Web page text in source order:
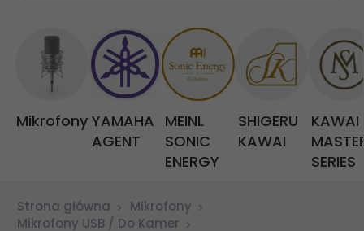
Mikrofony YAMAHA
AGENT
MEINL
SONIC
ENERGY
SHIGERU
KAWAI
KAWAI
SERIES
Strona główna
Mikrofony
Mikrofony USB / Do Kamer